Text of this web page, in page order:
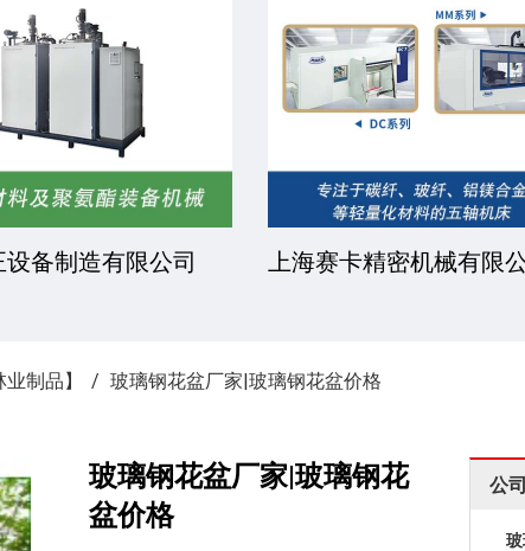
备制造有限公司 上海赛卡精密机械有限
业制品】 玻璃钢花盆厂家|玻璃钢花盆价格
玻璃钢花盆厂家|玻璃钢花
盆价格
公